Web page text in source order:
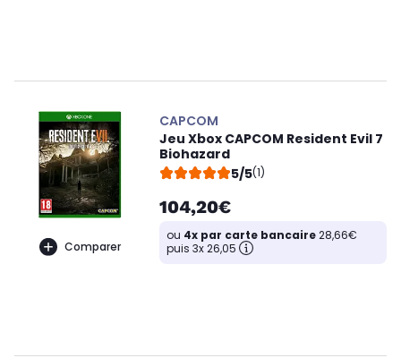
Comparer
CAPCOM
Jeu Xbox CAPCOM Resident Evil 7
Biohazard
5/5(1)
104,20€
ou 4x par carte bancaire28,66€
puis 3x 26,05